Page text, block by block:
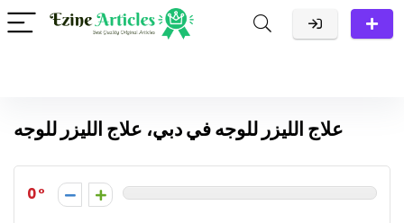
علاج الليزر للوجه في دبي، علاج الليزر للوجه
0